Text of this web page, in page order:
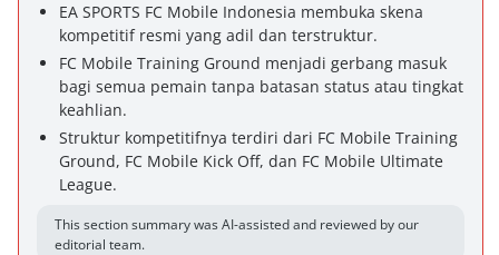
EA SPORTS FC Mobile Indonesia membuka skena
kompetitif resmi yang adil dan terstruktur.
FC Mobile Training Ground menjadi gerbang masuk
bagi semua pemain tanpa batasan status atau tingkat
keahlian.
Struktur kompetitifnya terdiri dari FC Mobile Training
Ground, FC Mobile Kick Off, dan FC Mobile Ultimate
League.
This section summary was AI-assisted and reviewed by our
editorial team.